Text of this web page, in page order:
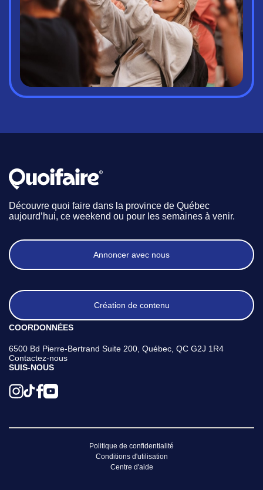
Découvre quoi faire dans la province de Québec
aujourd’hui, ce weekend ou pour les semaines à venir.
Annoncer avec nous
Création de contenu
COORDONNÉES
6500 Bd Pierre-Bertrand Suite 200, Québec, QC G2J 1R4
Contactez-nous
SUIS-NOUS
Politique de confidentialité
Conditions d'utilisation
Centre d'aide